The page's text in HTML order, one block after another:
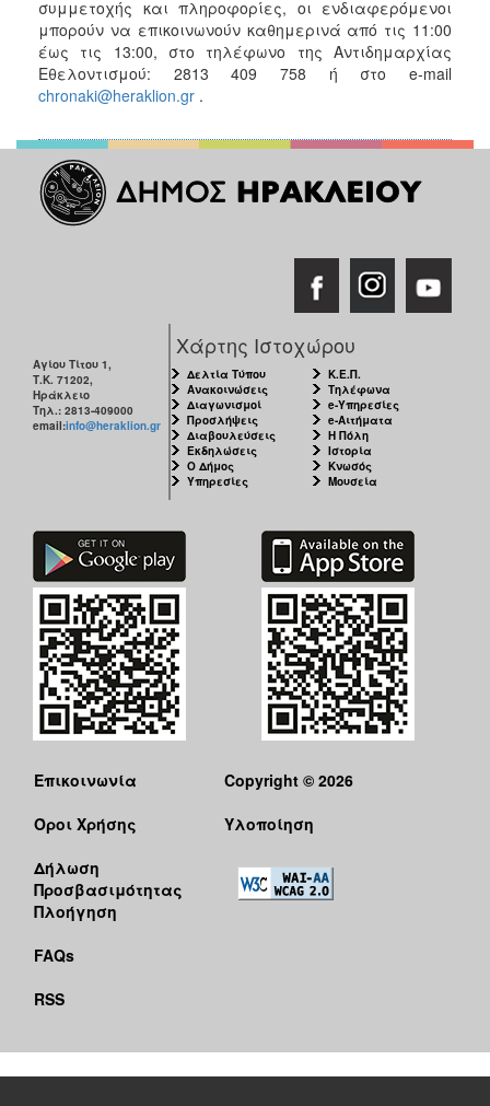
συμμετοχής και πληροφορίες, οι ενδιαφερόμενοι
μπορούν να επικοινωνούν καθημερινά από τις 11:00
έως τις 13:00, στο τηλέφωνο της Αντιδημαρχίας
Εθελοντισμού: 2813 409 758 ή στο e-mail
chronaki@heraklion.gr .
Αγίου Τίτου 1,
Τ.Κ. 71202,
Ηράκλειο
Τηλ.: 2813-409000
email:info@heraklion.gr
Χάρτης Ιστοχώρου
Δελτία Τύπου
Ανακοινώσεις
Διαγωνισμοί
Προσλήψεις
Διαβουλεύσεις
Εκδηλώσεις
Ο Δήμος
Υπηρεσίες
Κ.Ε.Π.
Τηλέφωνα
e-Υπηρεσίες
e-Αιτήματα
Η Πόλη
Ιστορία
Κνωσός
Μουσεία
Επικοινωνία
Όροι Χρήσης
Δήλωση
Προσβασιμότητας
Πλοήγηση
FAQs
RSS
Copyright © 2026
Υλοποίηση